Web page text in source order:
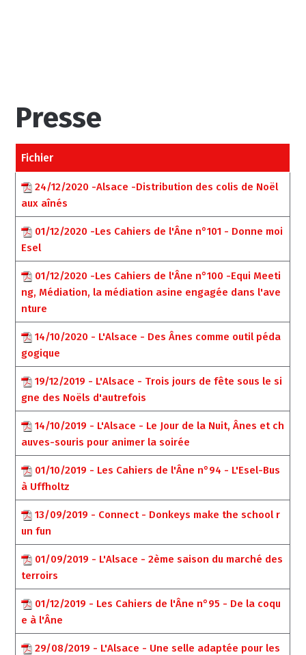
Presse
Fichier
24/12/2020 -Alsace -Distribution des colis de Noël
aux aînés
01/12/2020 -Les Cahiers de l'Âne n°101 - Donne moi
Esel
01/12/2020 -Les Cahiers de l'Âne n°100 -Equi Meeti
ng, Médiation, la médiation asine engagée dans l'ave
nture
14/10/2020 - L'Alsace - Des Ânes comme outil péda
gogique
19/12/2019 - L'Alsace - Trois jours de fête sous le si
gne des Noëls d'autrefois
14/10/2019 - L'Alsace - Le Jour de la Nuit, Ânes et ch
auves-souris pour animer la soirée
01/10/2019 - Les Cahiers de l'Âne n°94 - L'Esel-Bus
à Uffholtz
13/09/2019 - Connect - Donkeys make the school r
un fun
01/09/2019 - L'Alsace - 2ème saison du marché des
terroirs
01/12/2019 - Les Cahiers de l'Âne n°95 - De la coqu
e à l'Âne
29/08/2019 - L'Alsace - Une selle adaptée pour les